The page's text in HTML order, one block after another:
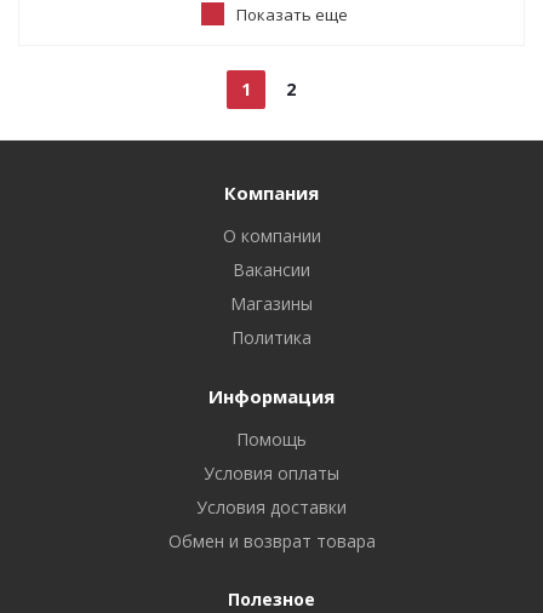
Показать еще
1 2
Компания
О компании
Вакансии
Магазины
Политика
Информация
Помощь
Условия оплаты
Условия доставки
Обмен и возврат товара
Полезное